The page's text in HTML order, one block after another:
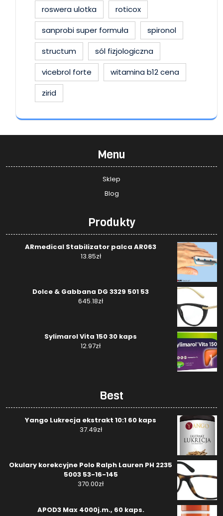
roswera ulotka
roticox
sanprobi super formuła
spironol
structum
sól fizjologiczna
vicebrol forte
witamina b12 cena
zirid
Menu
Sklep
Blog
Produkty
ARmedical Stabilizator palca AR063
13.85zł
Dolce & Gabbana DG 3329 501 53
645.18zł
Sylimarol Vita 150 30 kaps
12.97zł
Best
Yango Lukrecja ekstrakt 10:1 60 kaps
37.49zł
Okulary korekcyjne Polo Ralph Lauren PH 2235
5003 53-16-145
370.00zł
APOD3 Max 4000j.m., 60 kaps.